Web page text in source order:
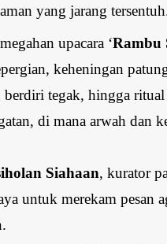
yang jarang
upacara ‘Rambu
keheningan
berdiri tegak, hingga ritual
di mana arwah dan
Siahaan, kurator
untuk merekam pesan